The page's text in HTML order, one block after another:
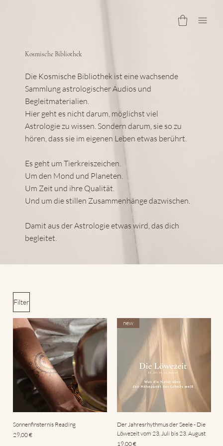
Kosmische Bibliothek
Die Kosmische Bibliothek ist eine wachsende
Sammlung astrologischer Audios und
Begleitmaterialien.
Hier geht es nicht darum, möglichst viel
Astrologie zu wissen. Sondern darum, sie so zu
hören, dass sie im eigenen Leben etwas berührt.
Es geht um Tierkreiszeichen.
Um den Mond und Planeten.
Um Zeit und ihre Qualität.
Und um die stillen Zusammenhänge dazwischen.
Damit aus der Astrologie etwas wird, das dich
begleitet.
Filter
Sonnenfinsternis Reading
Preis
29,00 €
new
Der Jahresrhythmus der Seele - Die
Löwezeit vom 23. Juli bis 23. August
Preis
19,00 €